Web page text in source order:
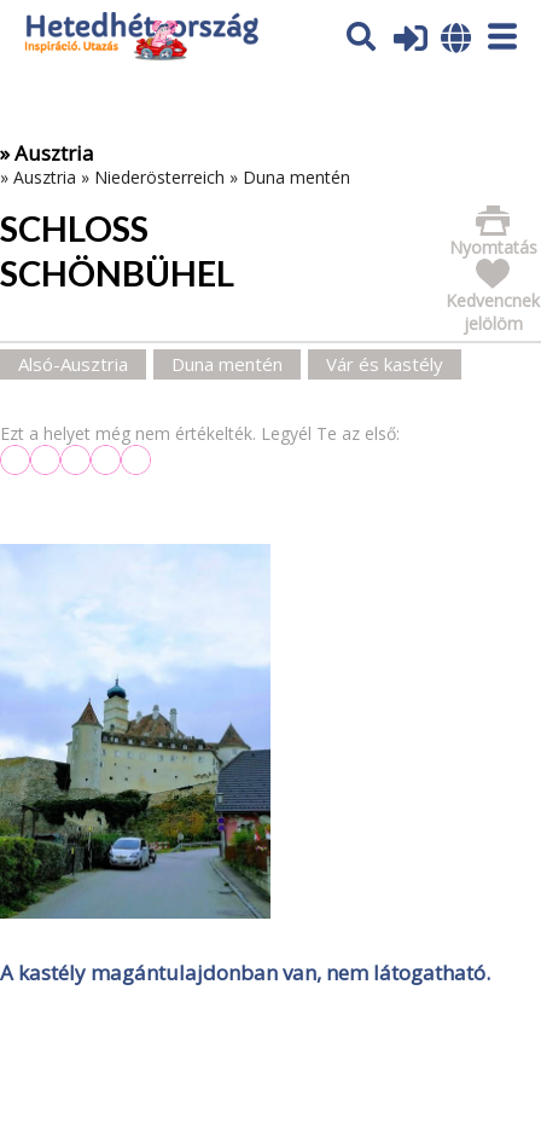
Az oldal sütiket (cookies) használ. További tájékoztatás itt:
Adatvédelmi tájékoztató
» Ausztria
» Ausztria » Niederösterreich » Duna mentén
SCHLOSS
SCHÖNBÜHEL
Nyomtatás
Kedvencnek
jelölöm
Alsó-Ausztria Duna mentén Vár és kastély
Ezt a helyet még nem értékelték. Legyél Te az első:
A kastély magántulajdonban van, nem látogatható.